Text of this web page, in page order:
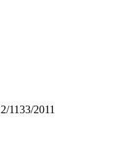
1133/2011